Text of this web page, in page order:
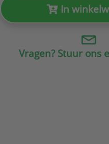
In
Vragen? Stuur ons